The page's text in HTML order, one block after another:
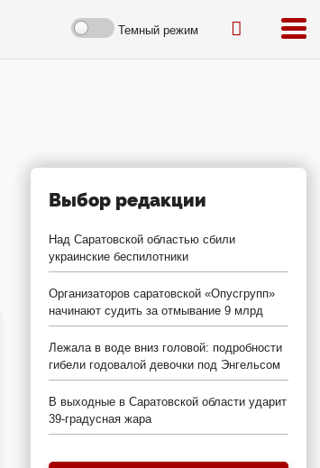
Темный режим
Выбор редакции
Над Саратовской областью сбили
украинские беспилотники
Организаторов саратовской «Опусгрупп»
начинают судить за отмывание 9 млрд
Лежала в воде вниз головой: подробности
гибели годовалой девочки под Энгельсом
В выходные в Саратовской области ударит
39-градусная жара